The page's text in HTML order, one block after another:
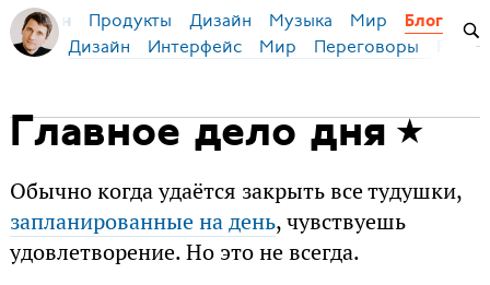
Бирман Продукты Дизайн Музыка Мир Блог
Дизайн Интерфейс Мир Переговоры
Главное дело дня
Обычно когда удаётся закрыть все тудушки,
запланированные на день, чувствуешь
удовлетворение. Но это не всегда.